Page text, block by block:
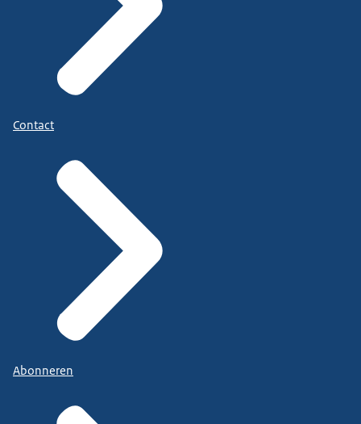
Contact
Abonneren